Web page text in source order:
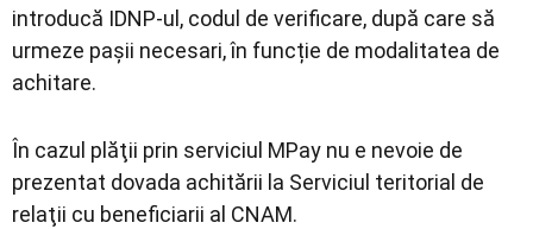
introducă IDNP-ul, codul de verificare, după care să
urmeze pașii necesari, în funcție de modalitatea de
achitare.
În cazul plăţii prin serviciul MPay nu e nevoie de
prezentat dovada achitării la Serviciul teritorial de
relaţii cu beneficiarii al CNAM.